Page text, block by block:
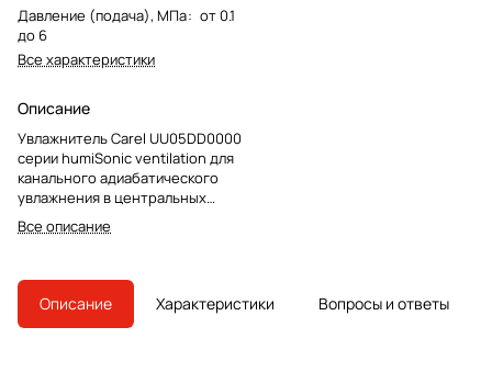
Давление (подача), МПа: от 0.1
до 6
Все характеристики
Описание
Увлажнитель Carel UU05DD0000
серии humiSonic ventilation для
канального адиабатического
увлажнения в центральных
кондиционерах и приточных
установках.
Все описание
Описание Характеристики Вопросы и ответы